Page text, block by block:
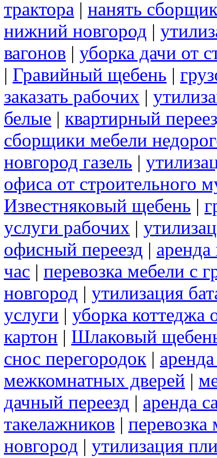
трактора | нанять
нижний новгород |
вагонов | уборка дачи от
| Гравийный щебень |
заказать рабочих |
белые | квартирный
сборщики мебели
новгород газель |
офиса от строительного
Известняковый щебень |
услуги рабочих |
офисный переезд | аренда
час | перевозка мебели с
новгород | утилизация
услуги | уборка коттеджа
картон | Шлаковый
снос перегородок |
межкомнатных дверей |
дачный переезд | аренда
такелажников |
новгород | утилизация